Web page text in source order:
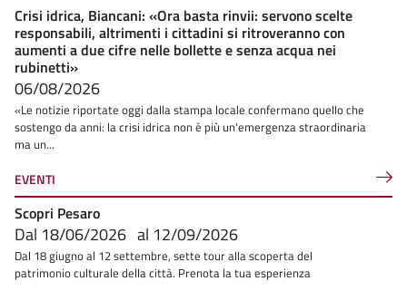
Crisi idrica, Biancani: «Ora basta rinvii: servono scelte
responsabili, altrimenti i cittadini si ritroveranno con
aumenti a due cifre nelle bollette e senza acqua nei
rubinetti»
06/08/2026
«Le notizie riportate oggi dalla stampa locale confermano quello che
sostengo da anni: la crisi idrica non è più un'emergenza straordinaria
ma un...
EVENTI
Scopri Pesaro
Dal 18/06/2026 al 12/09/2026
Dal 18 giugno al 12 settembre, sette tour alla scoperta del
patrimonio culturale della città. Prenota la tua esperienza